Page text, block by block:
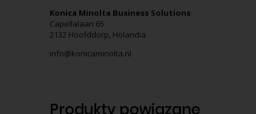
Konica Minolta Business Solutions
Capellalaan 65
2132 Hoofddorp, Holandia
info@konicaminolta.nl
Produkty powiązane